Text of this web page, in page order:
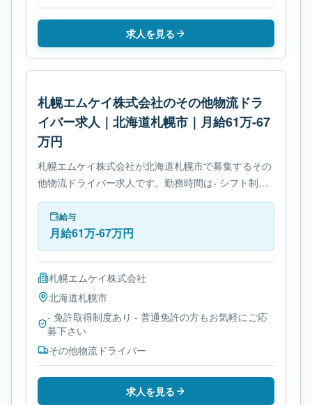
求人を見る
札幌エムケイ株式会社のその他物流ドラ
イバー求人｜北海道札幌市｜月給61万-67
万円
札幌エムケイ株式会社が北海道札幌市で募集するその
他物流ドライバー求人です。勤務時間は- シフト制で
す。必要免許は- 免許取得制度ありです。
給与
月給61万-67万円
札幌エムケイ株式会社
北海道札幌市
- 免許取得制度あり - 普通免許の方もお気軽にご応
募下さい
その他物流ドライバー
求人を見る